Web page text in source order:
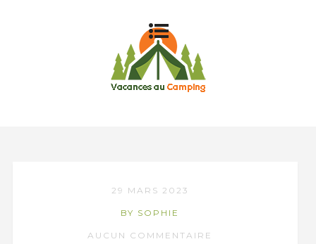
29 MARS 2023
BY SOPHIE
AUCUN COMMENTAIRE